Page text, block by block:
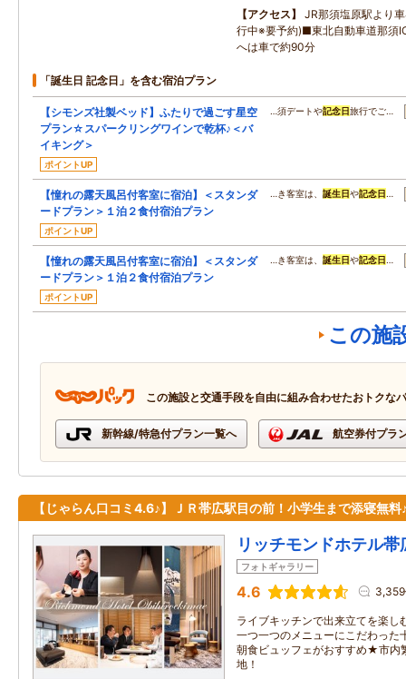
アクセス
JR那須塩原駅より
行中※要予約)■東北自動車道那須
へは車で約90分
「誕生日 記念日」を含む宿泊プラン
【シモンズ社製ベッド】ふたりで過ごす星空
プラン☆スパークリングワインで乾杯♪＜バ
イキング＞
ポイントUP
…須デートや記念日旅行でご…
【憧れの露天風呂付客室に宿泊】＜スタンダ
ードプラン＞１泊２食付宿泊プラン
ポイントUP
…き客室は、 誕生日や記念日 …
【憧れの露天風呂付客室に宿泊】＜スタンダ
ードプラン＞１泊２食付宿泊プラン
ポイントUP
…き客室は、 誕生日や記念日 …
この施
この施設と交通手段を自由に組み合わせたおトクな
新幹線/特急付プラン一覧へ 航空券付プラ
【じゃらん口コミ4.6♪】ＪＲ帯広駅目の前！小学生まで添寝無料
リッチモンドホテル帯
フォトギャラリー
4.6
ライブキッチンで出来立てを楽し
一つ一つのメニューにこだわった
朝食ビュッフェがおすすめ★市内
地！